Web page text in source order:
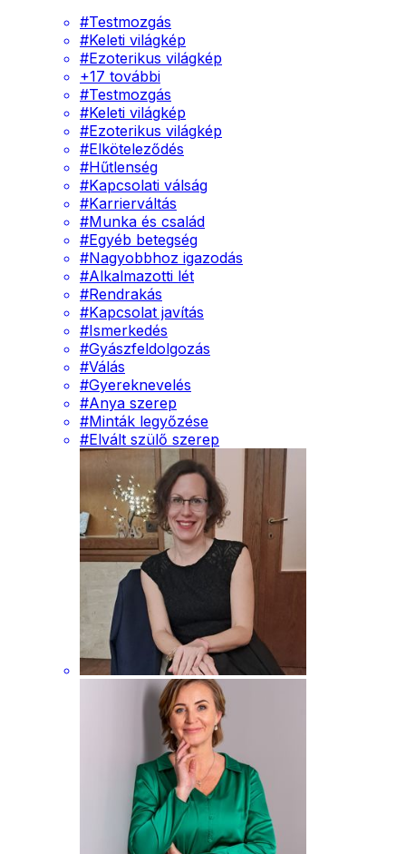
#Testmozgás
#Keleti világkép
#Ezoterikus világkép
+17 további
#Testmozgás
#Keleti világkép
#Ezoterikus világkép
#Elköteleződés
#Hűtlenség
#Kapcsolati válság
#Karrierváltás
#Munka és család
#Egyéb betegség
#Nagyobbhoz igazodás
#Alkalmazotti lét
#Rendrakás
#Kapcsolat javítás
#Ismerkedés
#Gyászfeldolgozás
#Válás
#Gyereknevelés
#Anya szerep
#Minták legyőzése
#Elvált szülő szerep